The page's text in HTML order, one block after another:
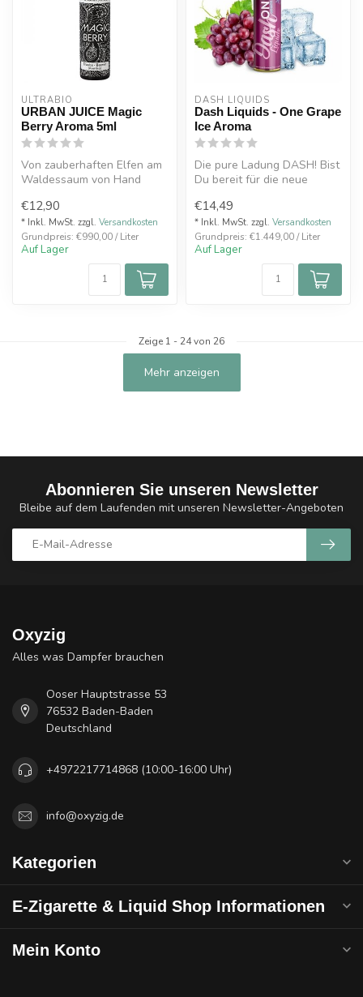
ULTRABIO
URBAN JUICE Magic
Berry Aroma 5ml
Von zauberhaften Elfen am
Waldessaum von Hand
für magis...
€12,90
* Inkl. MwSt. zzgl. Versandkosten
Grundpreis: €990,00 / Liter
Auf Lager
DASH LIQUIDS
Dash Liquids - One Grape
Ice Aroma
Die pure Ladung DASH! Bist
Du bereit für die neue
Passend zum...
€14,49
* Inkl. MwSt. zzgl. Versandkosten
Grundpreis: €1.449,00 / Liter
Auf Lager
Zeige 1 - 24von 26
Mehr anzeigen
Abonnieren Sie unseren Newsletter
Bleibe auf dem Laufenden mit unseren Newsletter-Angeboten
Oxyzig
Alles was Dampfer brauchen
Ooser Hauptstrasse 53
76532 Baden-Baden
Deutschland
+4972217714868 (10:00-16:00 Uhr)
info@oxyzig.de
Kategorien
E-Zigarette & Liquid Shop Informationen
Mein Konto